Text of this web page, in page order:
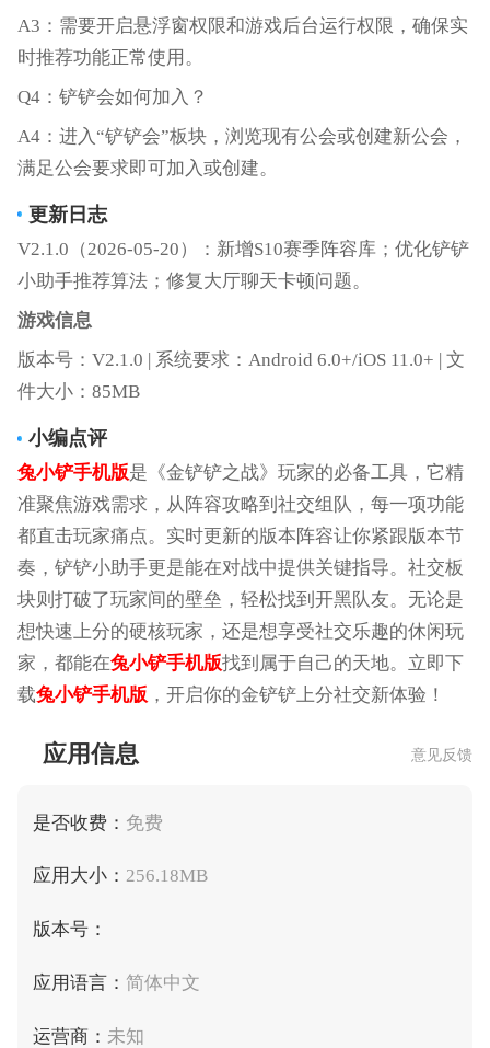
A3：需要开启悬浮窗权限和游戏后台运行权限，确保实
时推荐功能正常使用。
Q4：铲铲会如何加入？
A4：进入“铲铲会”板块，浏览现有公会或创建新公会，
满足公会要求即可加入或创建。
更新日志
V2.1.0（2026-05-20）：新增S10赛季阵容库；优化铲铲
小助手推荐算法；修复大厅聊天卡顿问题。
游戏信息
版本号：V2.1.0 | 系统要求：Android 6.0+/iOS 11.0+ | 文
件大小：85MB
小编点评
兔小铲手机版是《金铲铲之战》玩家的必备工具，它精
准聚焦游戏需求，从阵容攻略到社交组队，每一项功能
都直击玩家痛点。实时更新的版本阵容让你紧跟版本节
奏，铲铲小助手更是能在对战中提供关键指导。社交板
块则打破了玩家间的壁垒，轻松找到开黑队友。无论是
想快速上分的硬核玩家，还是想享受社交乐趣的休闲玩
家，都能在兔小铲手机版找到属于自己的天地。立即下
载兔小铲手机版 ，开启你的金铲铲上分社交新体验！
应用信息 意见反馈
是否收费： 免费
应用大小： 256.18MB
版本号：
应用语言： 简体中文
运营商： 未知